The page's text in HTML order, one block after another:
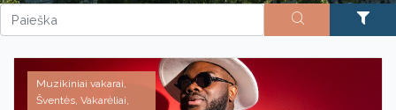
Muzikiniai vakarai,
Šventės, Vakarėliai,